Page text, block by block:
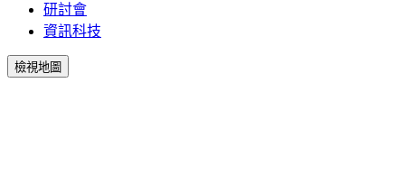
研討會
資訊科技
檢視地圖